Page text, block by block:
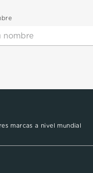
marcas a nivel mundial